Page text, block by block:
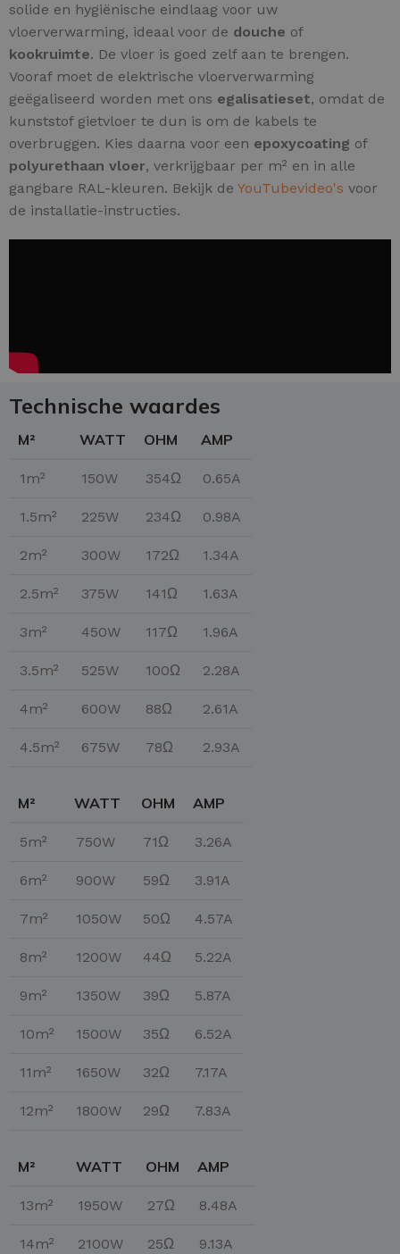
solide en hygiënische eindlaag voor uw
vloerverwarming, ideaal voor de douche of
kookruimte. De vloer is goed zelf aan te brengen.
Vooraf moet de elektrische vloerverwarming
geëgaliseerd worden met ons egalisatieset, omdat de
kunststof gietvloer te dun is om de kabels te
overbruggen. Kies daarna voor een epoxycoating of
polyurethaan vloer, verkrijgbaar per m² en in alle
gangbare RAL-kleuren. Bekijk de YouTubevideo's voor
de installatie-instructies.
Technische waardes
M² WATT OHM AMP
1m² 150W 354Ω 0.65A
1.5m² 225W 234Ω 0.98A
2m² 300W 172Ω 1.34A
2.5m² 375W 141Ω 1.63A
3m² 450W 117Ω 1.96A
3.5m² 525W 100Ω 2.28A
4m² 600W 88Ω 2.61A
4.5m² 675W 78Ω 2.93A
M² WATT OHM AMP
5m² 750W 71Ω 3.26A
6m² 900W 59Ω 3.91A
7m² 1050W 50Ω 4.57A
8m² 1200W 44Ω 5.22A
9m² 1350W 39Ω 5.87A
10m² 1500W 35Ω 6.52A
11m² 1650W 32Ω 7.17A
12m² 1800W 29Ω 7.83A
M² WATT OHM AMP
13m² 1950W 27Ω 8.48A
14m² 2100W 25Ω 9.13A